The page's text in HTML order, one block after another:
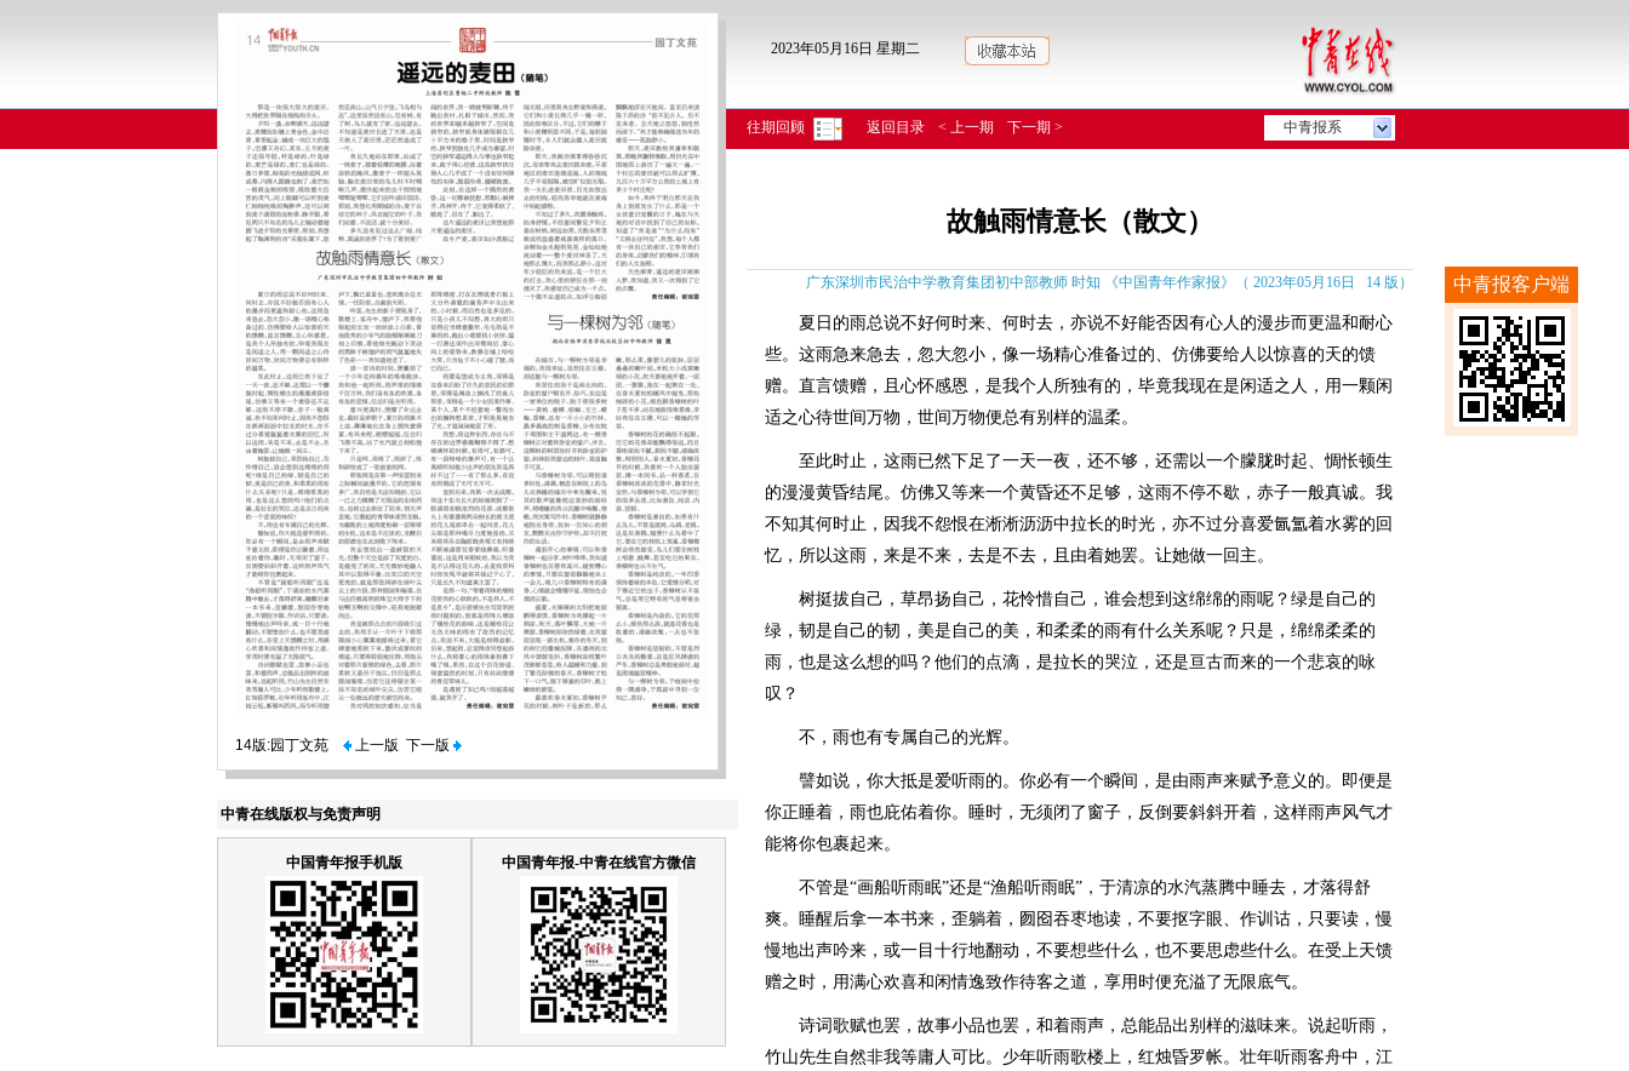
中青报客户端
14版:园丁文苑 上一版 下一版
中青在线版权与免责声明
中国青年报手机版 中国青年报-中青在线官方微信
2023年05月16日 星期二
往期回顾 返回目录 < 上一期 下一期 > 中青报系
故触雨情意长（散文）
广东深圳市民治中学教育集团初中部教师 时知 《中国青年作家报》（ 2023年05月16日 14 版）
夏日的雨总说不好何时来、何时去，亦说不好能否因有心人的漫步而更温和耐心
些。这雨急来急去，忽大忽小，像一场精心准备过的、仿佛要给人以惊喜的天的馈
赠。直言馈赠，且心怀感恩，是我个人所独有的，毕竟我现在是闲适之人，用一颗闲
适之心待世间万物，世间万物便总有别样的温柔。
至此时止，这雨已然下足了一天一夜，还不够，还需以一个朦胧时起、惆怅顿生
的漫漫黄昏结尾。仿佛又等来一个黄昏还不足够，这雨不停不歇，赤子一般真诚。我
不知其何时止，因我不怨恨在淅淅沥沥中拉长的时光，亦不过分喜爱氤氲着水雾的回
忆，所以这雨，来是不来，去是不去，且由着她罢。让她做一回主。
树挺拔自己，草昂扬自己，花怜惜自己，谁会想到这绵绵的雨呢？绿是自己的
绿，韧是自己的韧，美是自己的美，和柔柔的雨有什么关系呢？只是，绵绵柔柔的
雨，也是这么想的吗？他们的点滴，是拉长的哭泣，还是亘古而来的一个悲哀的咏
叹？
不，雨也有专属自己的光辉。
譬如说，你大抵是爱听雨的。你必有一个瞬间，是由雨声来赋予意义的。即便是
你正睡着，雨也庇佑着你。睡时，无须闭了窗子，反倒要斜斜开着，这样雨声风气才
能将你包裹起来。
不管是“画船听雨眠”还是“渔船听雨眠”，于清凉的水汽蒸腾中睡去，才落得舒
爽。睡醒后拿一本书来，歪躺着，囫囵吞枣地读，不要抠字眼、作训诂，只要读，慢
慢地出声吟来，或一目十行地翻动，不要想些什么，也不要思虑些什么。在受上天馈
赠之时，用满心欢喜和闲情逸致作待客之道，享用时便充溢了无限底气。
诗词歌赋也罢，故事小品也罢，和着雨声，总能品出别样的滋味来。说起听雨，
竹山先生自然非我等庸人可比。少年听雨歌楼上，红烛昏罗帐。壮年听雨客舟中，江